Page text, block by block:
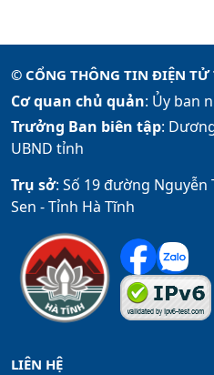
© CỔNG THÔNG TIN ĐIỆN
Cơ quan chủ quản: Ủy ban
Trưởng Ban biên tập:
UBND tỉnh
Trụ sở: Số 19 đường Nguyễn
Sen - Tỉnh Hà Tĩnh
LIÊN HỆ